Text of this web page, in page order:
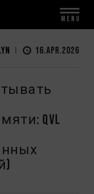
16.APR.2026
QVL
MENU